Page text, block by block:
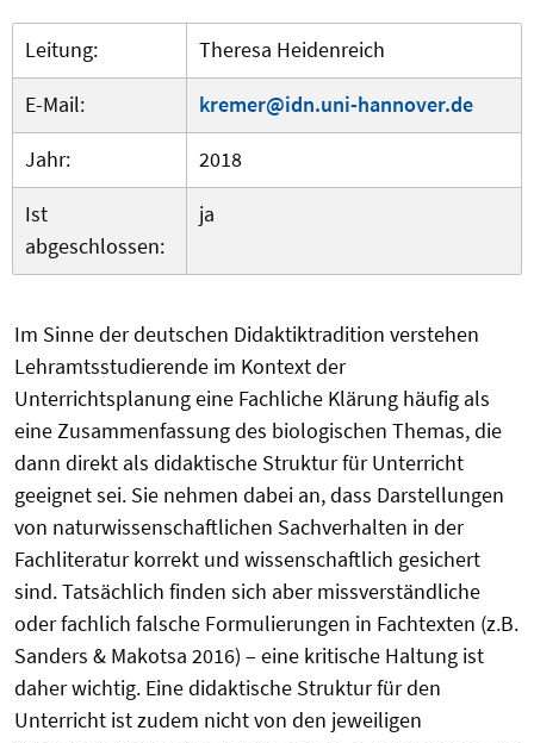
Leitung:
Theresa Heidenreich
E-Mail:
kremer@idn.uni-hannover.de
Jahr:
2018
Ist
abgeschlossen:
ja
Im Sinne der deutschen Didaktiktradition verstehen
Lehramtsstudierende im Kontext der
Unterrichtsplanung eine Fachliche Klärung häufig als
eine Zusammenfassung des biologischen Themas, die
dann direkt als didaktische Struktur für Unterricht
geeignet sei. Sie nehmen dabei an, dass Darstellungen
von naturwissenschaftlichen Sachverhalten in der
Fachliteratur korrekt und wissenschaftlich gesichert
sind. Tatsächlich finden sich aber missverständliche
oder fachlich falsche Formulierungen in Fachtexten (z.B.
Sanders & Makotsa 2016) – eine kritische Haltung ist
daher wichtig. Eine didaktische Struktur für den
Unterricht ist zudem nicht von den jeweiligen